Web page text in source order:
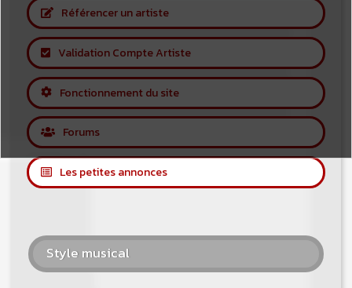
Référencer un artiste
Validation Compte Artiste
Fonctionnement du site
Forums
Les petites annonces
Style musical